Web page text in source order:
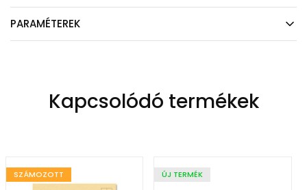
PARAMÉTEREK
Kapcsolódó termékek
SZÁMOZOTT ÚJ TERMÉK